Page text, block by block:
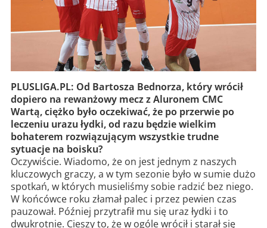
PLUSLIGA.PL: Od Bartosza Bednorza, który wrócił
dopiero na rewanżowy mecz z Aluronem CMC
Wartą, ciężko było oczekiwać, że po przerwie po
leczeniu urazu łydki, od razu będzie wielkim
bohaterem rozwiązującym wszystkie trudne
sytuacje na boisku?
Oczywiście. Wiadomo, że on jest jednym z naszych
kluczowych graczy, a w tym sezonie było w sumie dużo
spotkań, w których musieliśmy sobie radzić bez niego.
W końcówce roku złamał palec i przez pewien czas
pauzował. Później przytrafił mu się uraz łydki i to
dwukrotnie. Cieszy to, że w ogóle wrócił i starał się